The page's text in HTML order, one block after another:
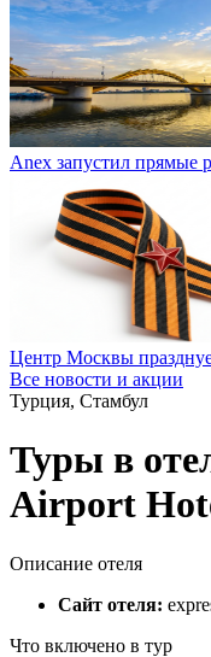
Anex запустил прямые
Центр Москвы
Все новости и акции
Турция, Стамбул
Туры в
Airport
Описание отеля
Сайт отеля:
Что включено в тур